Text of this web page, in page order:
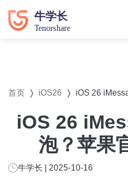
首页 iOS26 iOS 26
iOS 26
泡？苹果
牛学长 | 2025-10-16